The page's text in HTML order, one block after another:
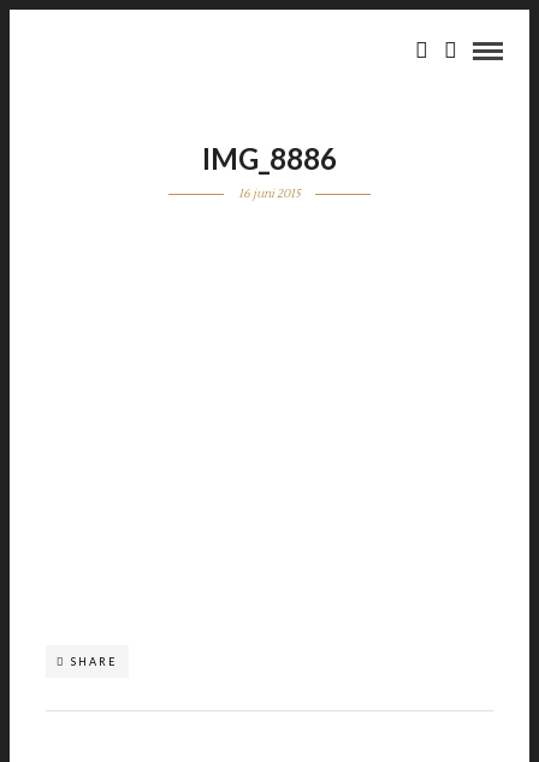
IMG_8886
16 juni 2015
SHARE